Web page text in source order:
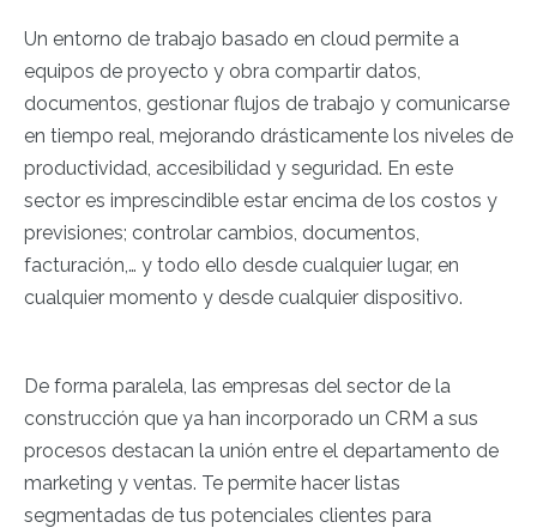
Un entorno de trabajo basado en cloud permite a
equipos de proyecto y obra compartir datos,
documentos, gestionar flujos de trabajo y comunicarse
en tiempo real, mejorando drásticamente los niveles de
productividad, accesibilidad y seguridad. En este
sector es imprescindible estar encima de los costos y
previsiones; controlar cambios, documentos,
facturación,… y todo ello desde cualquier lugar, en
cualquier momento y desde cualquier dispositivo.
De forma paralela, las empresas del sector de la
construcción que ya han incorporado un CRM a sus
procesos destacan la unión entre el departamento de
marketing y ventas. Te permite hacer listas
segmentadas de tus potenciales clientes para